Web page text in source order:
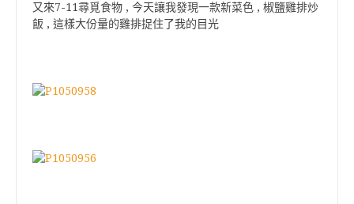
又來7-11尋覓食物 , 今天讓我發現一款新菜色 , 椒鹽雞排炒
飯 , 這樣大份量的雞排捉住了我的目光